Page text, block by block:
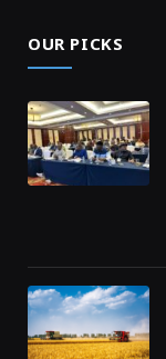
OUR PICKS